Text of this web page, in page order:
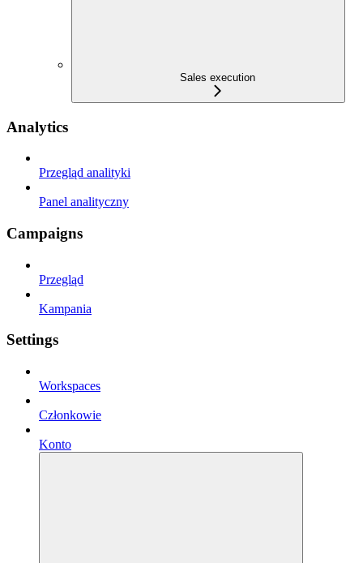
Sales execution
Analytics
Przegląd analityki
Panel analityczny
Campaigns
Przegląd
Kampania
Settings
Workspaces
Członkowie
Konto